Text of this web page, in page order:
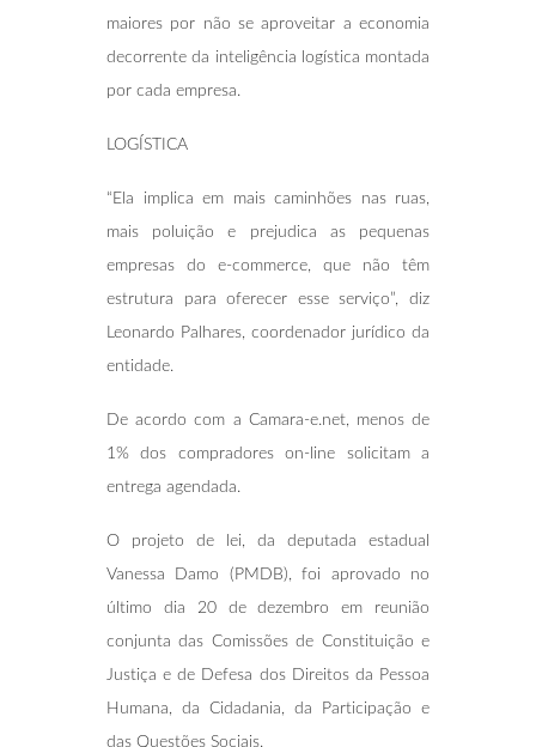
maiores por não se aproveitar a economia
decorrente da inteligência logística montada
por cada empresa.
LOGÍSTICA
“Ela implica em mais caminhões nas ruas,
mais poluição e prejudica as pequenas
empresas do e-commerce, que não têm
estrutura para oferecer esse serviço”, diz
Leonardo Palhares, coordenador jurídico da
entidade.
De acordo com a Camara-e.net, menos de
1% dos compradores on-line solicitam a
entrega agendada.
O projeto de lei, da deputada estadual
Vanessa Damo (PMDB), foi aprovado no
último dia 20 de dezembro em reunião
conjunta das Comissões de Constituição e
Justiça e de Defesa dos Direitos da Pessoa
Humana, da Cidadania, da Participação e
das Questões Sociais.